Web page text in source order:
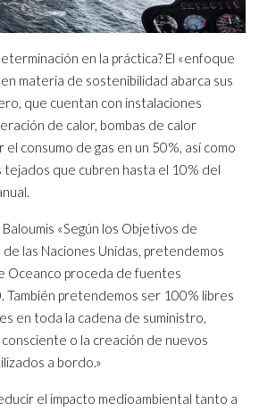
en la práctica? El «enfoque
materia de sostenibilidad abarca sus
que cuentan con instalaciones
de calor, bombas de calor
consumo de gas en un 50%, así como
tejados que cubren hasta el 10% del
«Según los Objetivos de
las Naciones Unidas, pretendemos
Oceanco proceda de fuentes
También pretendemos ser 100% libres
en toda la cadena de suministro,
o la creación de nuevos
a bordo.»
el impacto medioambiental tanto a